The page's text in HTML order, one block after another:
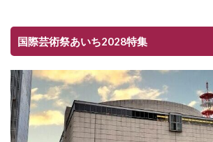
国際芸術祭あいち2028特集